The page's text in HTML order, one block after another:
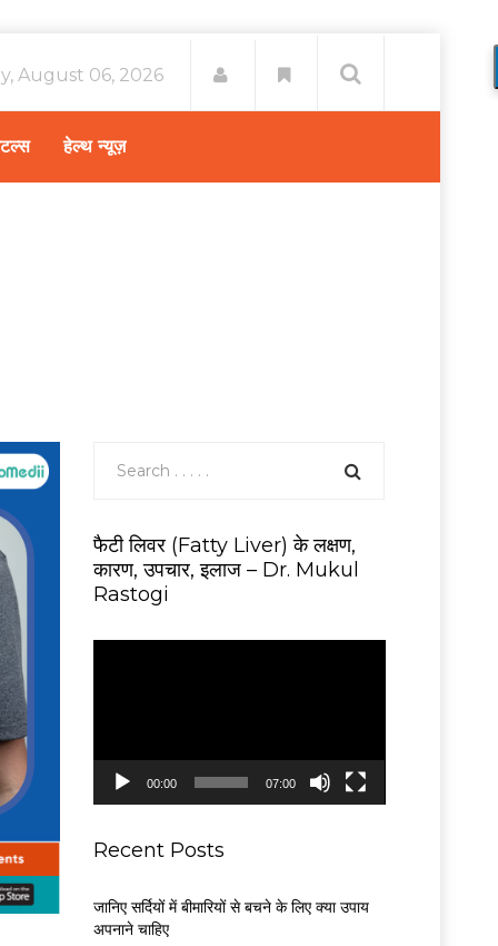
August 06, 2026
हेल्थ न्यूज़
फैटी लिवर (Fatty Liver) के लक्षण,
कारण, उपचार, इलाज – Dr. Mukul
Rastogi
y
00:00 07:00
Recent Posts
जानिए सर्दियों में बीमारियों से बचने के लिए क्या उपाय
अपनाने चाहिए